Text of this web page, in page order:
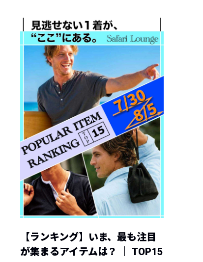
【ランキング】いま、最も注目
が集まるアイテムは？ ｜ TOP15